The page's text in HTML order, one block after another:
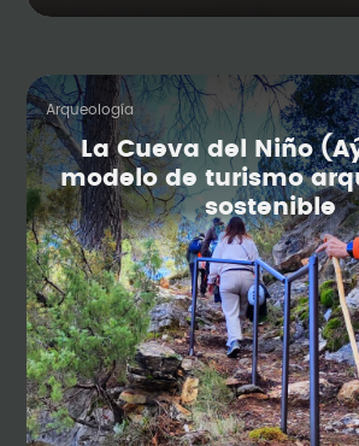
Arqueología
La Cueva del Niño
modelo de turismo
sostenible